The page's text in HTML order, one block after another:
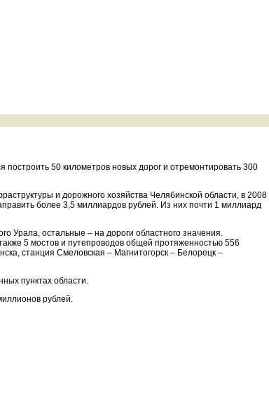
50 километров новых дорог и отремонтировать 300
и дорожного хозяйства Челябинской области, в 2008
более 3,5 миллиардов рублей. Из них почти 1 миллиард
Урала, остальные – на дороги областного значения.
5 мостов и путепроводов общей протяженностью 556
станция Смеловская – Магнитогорск – Белорецк –
пунктах области.
рублей.